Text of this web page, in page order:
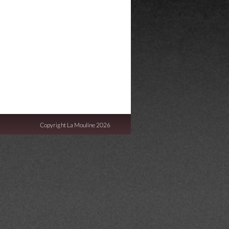
Copyright La Mouline 2026